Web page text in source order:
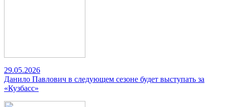
29.05.2026
Данило Павлович в следующем сезоне будет выступать за
«Кузбасс»